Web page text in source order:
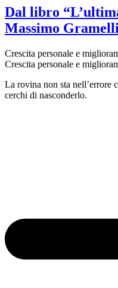
Dal libro
Massimo
Crescita personale e
Crescita personale e
La rovina non sta nell’errore
cerchi di nasconderlo.